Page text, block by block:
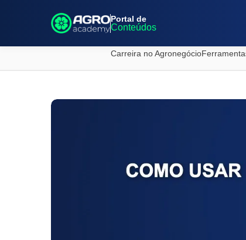
Portal de
Conteúdos
Carreira no Agronegócio